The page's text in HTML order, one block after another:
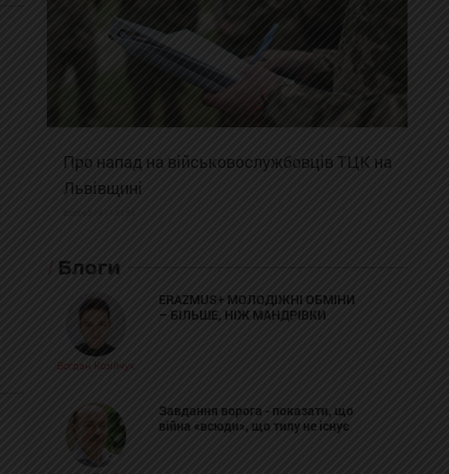
Про напад на військовослужбовців ТЦК на
Львівщині
Блоги
Богдан Козійчук
ERAZMUS+ МОЛОДІЖНІ ОБМІНИ
– БІЛЬШЕ, НІЖ МАНДРІВКИ
Завдання ворога - показати, що
війна «всюди», що тилу не існує